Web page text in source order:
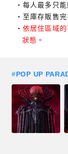
每人最多只能
至庫存販售完
依居住區域
狀態。
#POP UP